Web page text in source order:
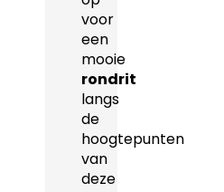
voor
een
mooie
rondrit
langs
de
hoogtepunten
van
deze